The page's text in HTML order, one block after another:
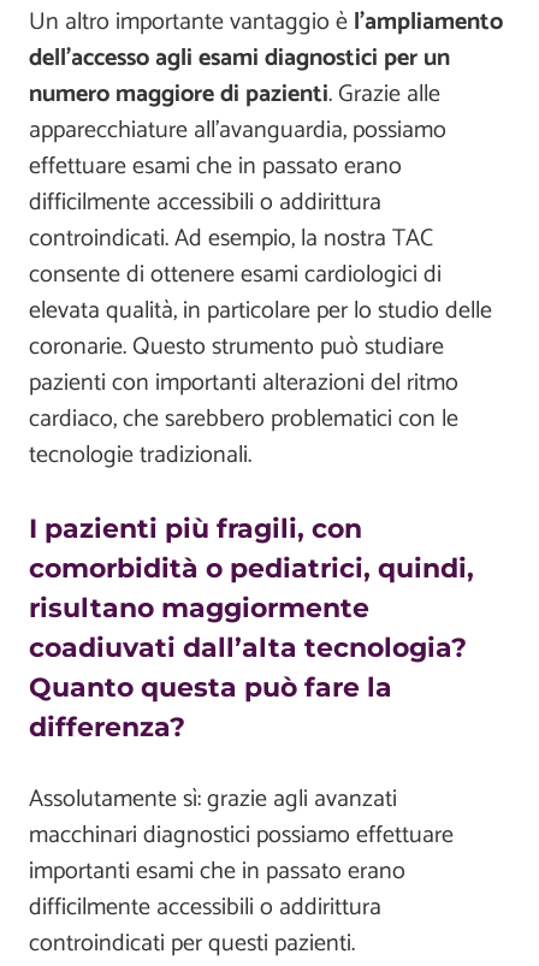
Un altro importante vantaggio èl'ampliamento
dell'accesso agli esami diagnostici per un
numero maggiore di pazienti. Grazie alle
apparecchiature all'avanguardia, possiamo
effettuare esami che in passato erano
difficilmente accessibili o addirittura
controindicati. Ad esempio, la nostra TAC
consente di ottenere esami cardiologici di
elevata qualità, in particolare per lo studio delle
coronarie. Questo strumento può studiare
pazienti con importanti alterazioni del ritmo
cardiaco, che sarebbero problematici con le
tecnologie tradizionali.
I pazienti più fragili, con
comorbidità o pediatrici, quindi,
risultano maggiormente
coadiuvati dall’alta tecnologia?
Quanto questa può fare la
differenza?
Assolutamente sì: grazie agli avanzati
macchinari diagnostici possiamo effettuare
importanti esami che in passato erano
difficilmente accessibili o addirittura
controindicati per questi pazienti.